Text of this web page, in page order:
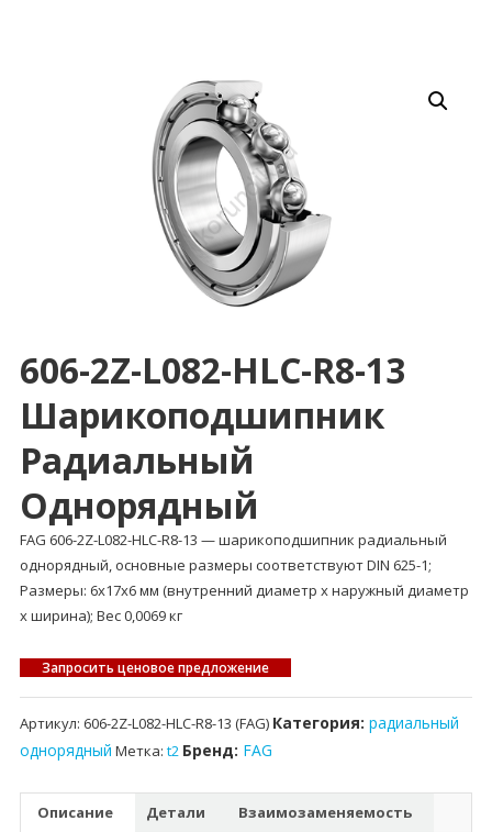
606-2Z-L082-HLC-R8-13
Шарикоподшипник
Радиальный
Однорядный
FAG 606-2Z-L082-HLC-R8-13 — шарикоподшипник радиальный
однорядный, основные размеры соответствуют DIN 625-1;
Размеры: 6x17x6 мм (внутренний диаметр x наружный диаметр
x ширина); Вес 0,0069 кг
Запросить ценовое предложение
Артикул: 606-2Z-L082-HLC-R8-13 (FAG) Категория: радиальный
однорядный Метка: t2 Бренд: FAG
Описание Детали Взаимозаменяемость